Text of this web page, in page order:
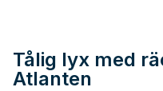
Tålig lyx med
Atlanten